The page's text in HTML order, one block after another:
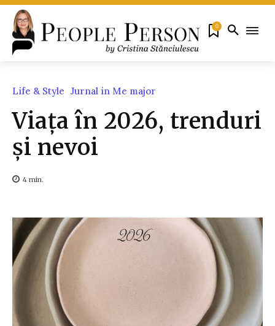
0
Life & Style Jurnal in Me major
Viața în 2026, trenduri
și nevoi
4 min.